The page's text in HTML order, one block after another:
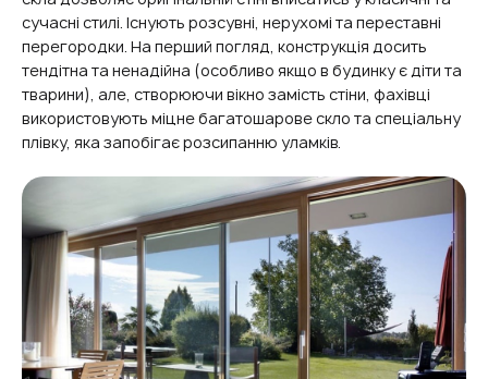
сучасні стилі. Існують розсувні, нерухомі та переставні
перегородки. На перший погляд, конструкція досить
тендітна та ненадійна (особливо якщо в будинку є діти та
тварини), але, створюючи вікно замість стіни, фахівці
використовують міцне багатошарове скло та спеціальну
плівку, яка запобігає розсипанню уламків.